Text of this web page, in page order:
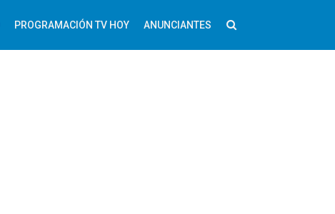
PROGRAMACIÓN TV HOY ANUNCIANTES